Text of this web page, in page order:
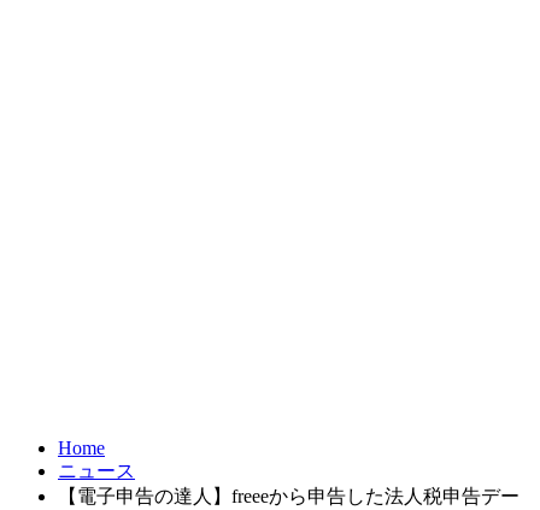
Home
ニュース
【電子申告の達人】freeeから申告した法人税申告デー